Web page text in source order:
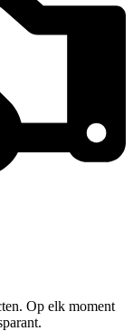
Op elk moment